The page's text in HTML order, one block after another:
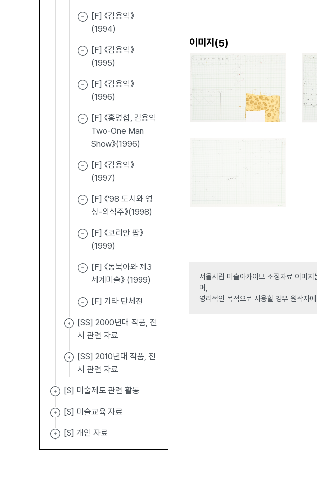
[F] 《김용익》
(1994)
[F] 《김용익》
(1995)
[F] 《김용익》
(1996)
[F] 《홍명섭, 김용익
Two-One Man
Show》(1996)
[F] 《김용익》
(1997)
[F] 《'98 도시와 영
상-의식주》(1998)
[F] 《코리안 팝》
(1999)
[F] 《동북아와 제3
세계미술》 (1999)
[F] 기타 단체전
[SS] 2000년대 작품, 전
시 관련 자료
[SS] 2010년대 작품, 전
시 관련 자료
[S] 미술제도 관련 활동
[S] 미술교육 자료
[S] 개인 자료
이미지(5)
서울시립 미술아카이브 소장자료 이미
며,
영리적인 목적으로 사용할 경우 원작자